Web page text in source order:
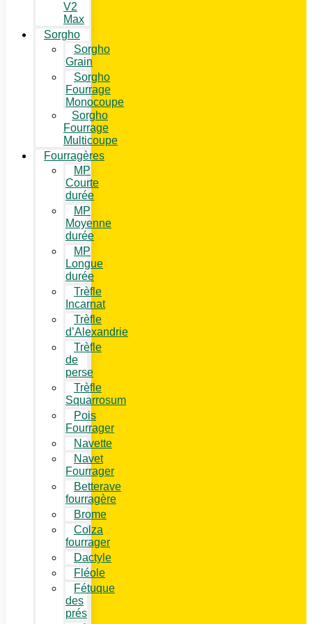
V2
Max
Sorgho
Sorgho
Grain
Sorgho
Fourrage
Monocoupe
Sorgho
Fourrage
Multicoupe
Fourragères
MP
Courte
durée
MP
Moyenne
durée
MP
Longue
durée
Trèfle
Incarnat
Trèfle
d’Alexandrie
Trèfle
de
perse
Trèfle
Squarrosum
Pois
Fourrager
Navette
Navet
Fourrager
Betterave
fourragère
Brome
Colza
fourrager
Dactyle
Fléole
Fétuque
des
prés